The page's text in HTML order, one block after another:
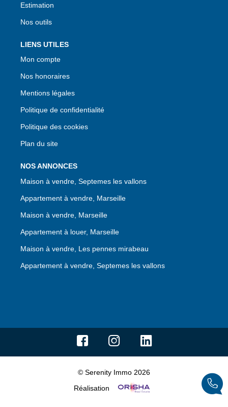
Estimation
Nos outils
LIENS UTILES
Mon compte
Nos honoraires
Mentions légales
Politique de confidentialité
Politique des cookies
Plan du site
NOS ANNONCES
Maison à vendre, Septemes les vallons
Appartement à vendre, Marseille
Maison à vendre, Marseille
Appartement à louer, Marseille
Maison à vendre, Les pennes mirabeau
Appartement à vendre, Septemes les vallons
© Serenity Immo 2026
Réalisation